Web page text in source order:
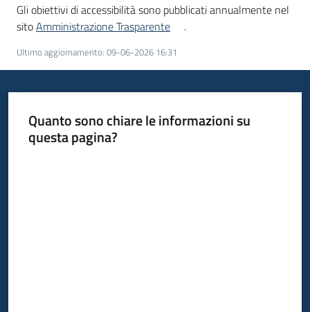
Gli obiettivi di accessibilità sono pubblicati annualmente nel
sitoAmministrazione Trasparente .
Ultimo aggiornamento: 09-06-2026 16:31
Quanto sono chiare le informazioni su
questa pagina?